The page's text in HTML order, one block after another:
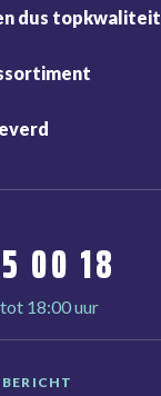
dus topkwaliteit
00 18
18:00 uur